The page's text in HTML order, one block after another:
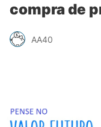
compra de
AA40